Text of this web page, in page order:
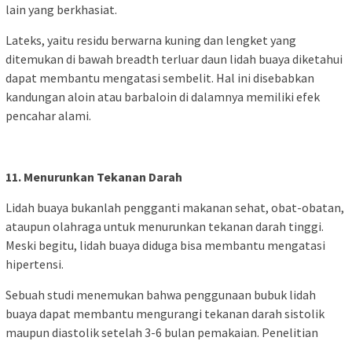
lain yang berkhasiat.
Lateks, yaitu residu berwarna kuning dan lengket yang
ditemukan di bawah breadth terluar daun lidah buaya diketahui
dapat membantu mengatasi sembelit. Hal ini disebabkan
kandungan aloin atau barbaloin di dalamnya memiliki efek
pencahar alami.
11. Menurunkan Tekanan Darah
Lidah buaya bukanlah pengganti makanan sehat, obat-obatan,
ataupun olahraga untuk menurunkan tekanan darah tinggi.
Meski begitu, lidah buaya diduga bisa membantu mengatasi
hipertensi.
Sebuah studi menemukan bahwa penggunaan bubuk lidah
buaya dapat membantu mengurangi tekanan darah sistolik
maupun diastolik setelah 3-6 bulan pemakaian. Penelitian